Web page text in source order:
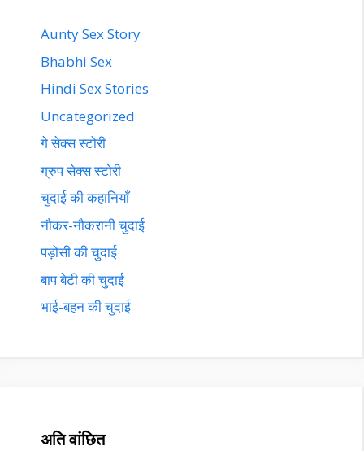
Aunty Sex Story
Bhabhi Sex
Hindi Sex Stories
Uncategorized
गे सेक्स स्टोरी
ग्रुप सेक्स स्टोरी
चुदाई की कहानियाँ
नौकर-नौकरानी चुदाई
पड़ोसी की चुदाई
बाप बेटी की चुदाई
भाई-बहन की चुदाई
अति वांछित